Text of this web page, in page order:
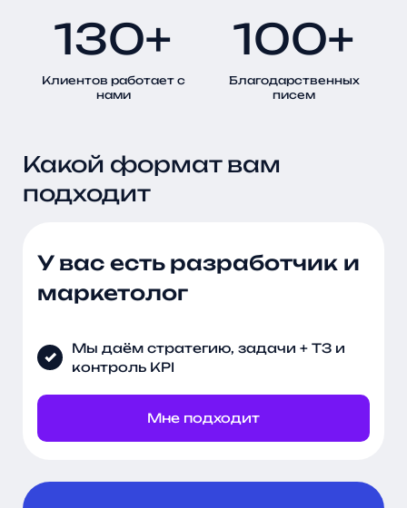
130+
Клиентов работает с
нами
100+
Благодарственных
писем
Какой формат вам
подходит
У вас есть разработчик и
маркетолог
Мы даём стратегию, задачи + ТЗ и
контроль KPI
Мне подходит